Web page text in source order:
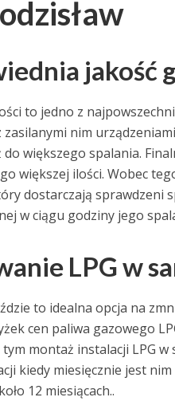
jakość
to jedno z
nim
do większego spalania.
większej ilości. Wobec
dostarczają sprawdzeni
w ciągu godziny jego
LPG w
to idealna opcja na
cen paliwa gazowego
tym montaż instalacji LPG
kiedy miesięcznie jest
12 miesiącach..